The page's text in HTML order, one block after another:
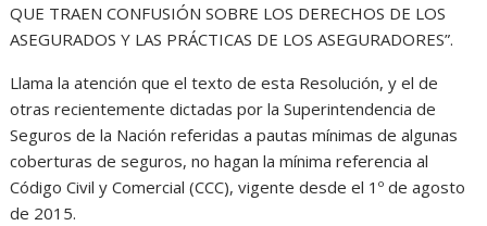
QUE TRAEN CONFUSIÓN SOBRE LOS DERECHOS DE LOS
ASEGURADOS Y LAS PRÁCTICAS DE LOS ASEGURADORES”.
Llama la atención que el texto de esta Resolución, y el de
otras recientemente dictadas por la Superintendencia de
Seguros de la Nación referidas a pautas mínimas de algunas
coberturas de seguros, no hagan la mínima referencia al
Código Civil y Comercial (CCC), vigente desde el 1º de agosto
de 2015.